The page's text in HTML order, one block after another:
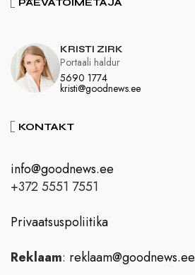
KRISTI ZIRK
5690 1774
kristi@goodnews.ee
Portaali haldur
KONTAKT
info@goodnews.ee
+372 5551 7551
Privaatsuspoliitika
Reklaam: reklaam@goodnews.ee